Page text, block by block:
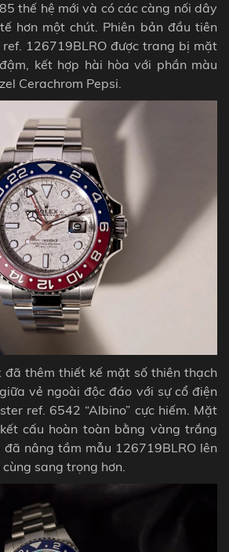
thế hệ mới và có các càng nối dây
hơn một chút. Phiên bản đầu tiên
126719BLRO được trang bị mặt
kết hợp hài hòa với phần màu
Cerachrom Pepsi.
đã thêm thiết kế mặt số thiên thạch
vẻ ngoài độc đáo với sự cổ điện
ref. 6542 “Albino” cực hiếm. Mặt
cấu hoàn toàn bằng vàng trắng
nâng tầm mẫu 126719BLRO lên
sang trọng hơn.